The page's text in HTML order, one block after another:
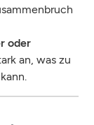
oder
an, was zu